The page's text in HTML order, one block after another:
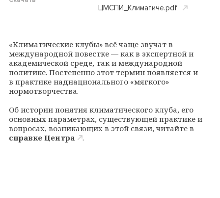
«Климатические клубы» всё чаще звучат в
международной повестке — как в экспертной и
академической среде, так и международной
политике. Постепенно этот термин появляется и
в практике наднационального «мягкого»
нормотворчества.
Об истории понятия климатического клуба, его
основных параметрах, существующей практике и
вопросах, возникающих в этой связи, читайте в
справке Центра
.
ЦМСПИ_Климатиче.pdf